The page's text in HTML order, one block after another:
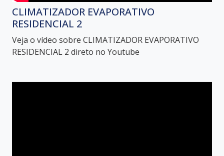
CLIMATIZADOR EVAPORATIVO
RESIDENCIAL 2
Veja o vídeo sobre CLIMATIZADOR EVAPORATIVO
RESIDENCIAL 2 direto no Youtube